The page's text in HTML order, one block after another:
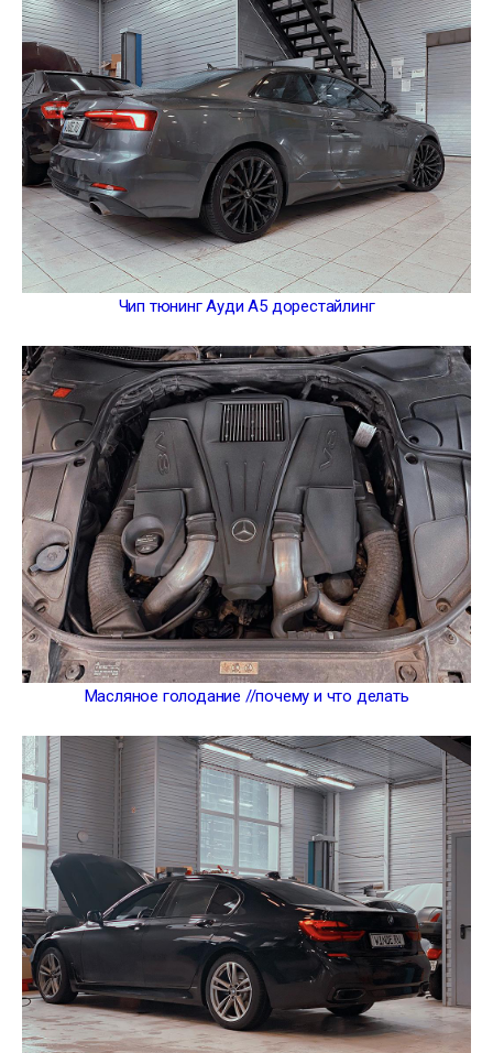
Чип тюнинг Ауди А5 дорестайлинг
Масляное голодание //почему и что делать